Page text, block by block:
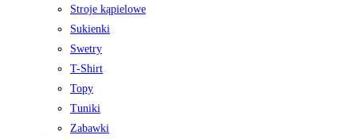
Stroje kąpielowe
Sukienki
Swetry
T-Shirt
Topy
Tuniki
Zabawki